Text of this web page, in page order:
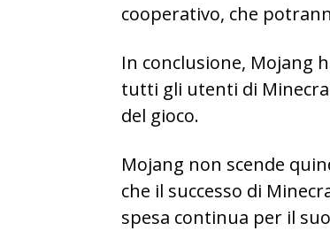
cooperativo, che
In conclusione, Mojang
tutti gli utenti di
del gioco.
Mojang non scende
che il successo di
spesa continua per il